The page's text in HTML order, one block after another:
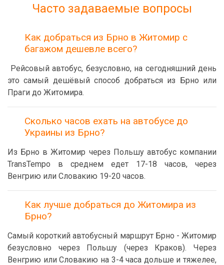
Часто задаваемые вопросы
Как добраться из Брно в Житомир с
багажом дешевле всего?
Рейсовый автобус, безусловно, на сегодняшний день
это самый дешёвый способ добраться из Брно или
Праги до Житомира.
Сколько часов ехать на автобусе до
Украины из Брно?
Из Брно в Житомир через Польшу автобус компании
TransTempo в среднем едет 17-18 часов, через
Венгрию или Словакию 19-20 часов.
Как лучше добраться до Житомира из
Брно?
Самый короткий автобусный маршрут Брно - Житомир
безусловно через Польшу (через Краков). Через
Венгрию или Словакию на 3-4 часа дольше и тяжелее,